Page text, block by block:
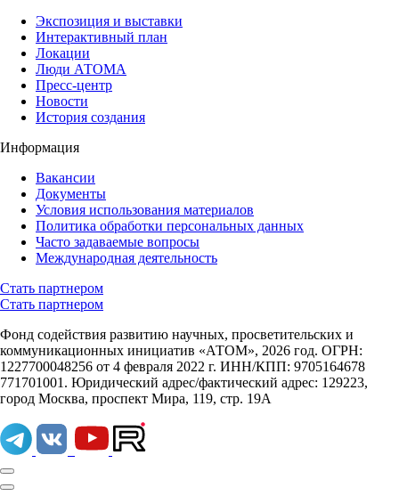
Экспозиция и выставки
Интерактивный план
Локации
Люди АТОМА
Пресс-центр
Новости
История создания
Информация
Вакансии
Документы
Условия использования материалов
Политика обработки персональных данных
Часто задаваемые вопросы
Международная деятельность
Стать партнером
Стать партнером
Фонд содействия развитию научных, просветительских и
коммуникационных инициатив «АТОМ», 2026 год. ОГРН:
1227700048256 от 4 февраля 2022 г. ИНН/КПП: 9705164678
771701001. Юридический адрес/фактический адрес: 129223,
город Москва, проспект Мира, 119, стр. 19А